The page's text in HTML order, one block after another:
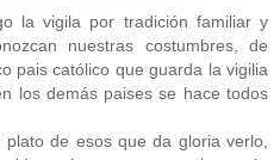
la vigila por tradición familiar y
nuestras costumbres, de
pais católico que guarda la vigilia
los demás paises se hace todos
de esos que da gloria verlo,